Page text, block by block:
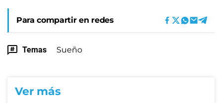
Para compartir en redes
Temas Sueño
Ver más